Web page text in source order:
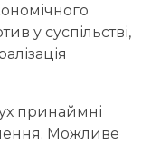
у суспільстві,
принаймні
Можливе